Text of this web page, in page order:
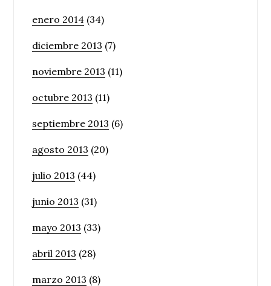
enero 2014 (34)
diciembre 2013 (7)
noviembre 2013 (11)
octubre 2013 (11)
septiembre 2013 (6)
agosto 2013 (20)
julio 2013 (44)
junio 2013 (31)
mayo 2013 (33)
abril 2013 (28)
marzo 2013 (8)